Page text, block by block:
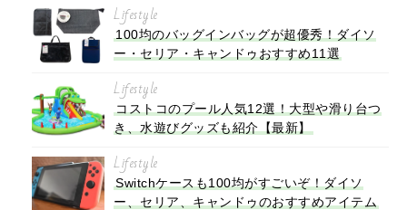
Lifestyle
100均のバッグインバッグが超優秀！ダイソ
ー・セリア・キャンドゥおすすめ11選
Lifestyle
コストコのプール人気12選！大型や滑り台つ
き、水遊びグッズも紹介【最新】
Lifestyle
Switchケースも100均がすごいぞ！ダイソ
ー、セリア、キャンドゥのおすすめアイテム